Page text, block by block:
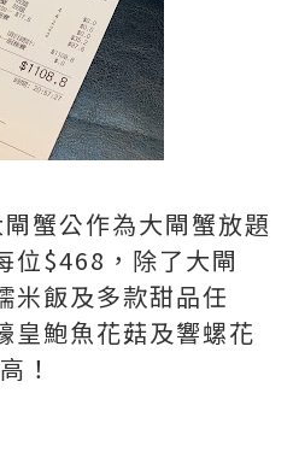
蟹公作為大閘蟹放題
位$468，除了大閘
米飯及多款甜品任
皇鮑魚花菇及響螺花
！